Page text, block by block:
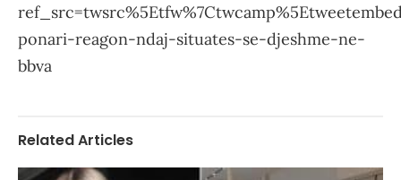
ponari-reagon-ndaj-situates-se-djeshme-ne-
bbva
Related Articles